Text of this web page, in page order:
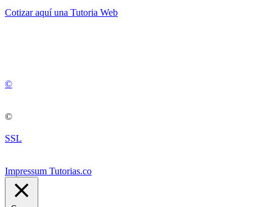
Cotizar aquí una Tutoria Web
©
©
SSL
Impressum Tutorias.co